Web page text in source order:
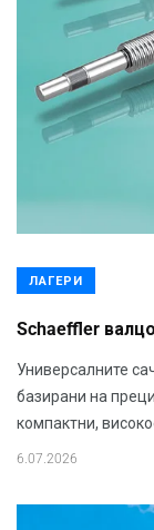
ЛАГЕРИ
Schaeffler
Универсалните
базирани на
компактни,
6.07.2026